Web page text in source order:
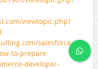
viewtopic.php?
salesforce-
to-prepare-
developer-